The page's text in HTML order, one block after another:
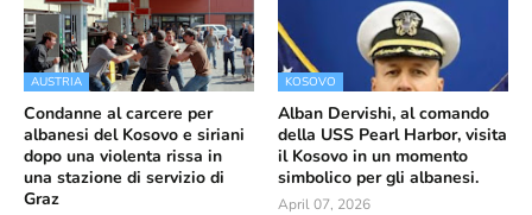
AUSTRIA
Condanne al carcere per
albanesi del Kosovo e siriani
dopo una violenta rissa in
una stazione di servizio di
Graz
KOSOVO
Alban Dervishi, al comando
della USS Pearl Harbor, visita
il Kosovo in un momento
simbolico per gli albanesi.
April 07, 2026